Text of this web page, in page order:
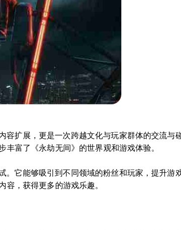
容扩展，更是一次跨越文化与玩家群体的交流与
富了《永劫无间》的世界观和游戏体验。
它能够吸引到不同领域的粉丝和玩家，提升游
容，获得更多的游戏乐趣。